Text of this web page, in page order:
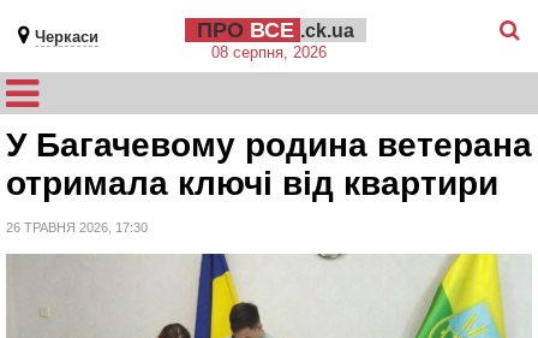
Черкаси ПРО ВСЕ .ck.ua
08 серпня, 2026
У Багачевому родина ветерана
отримала ключі від квартири
26 ТРАВНЯ 2026, 17:30